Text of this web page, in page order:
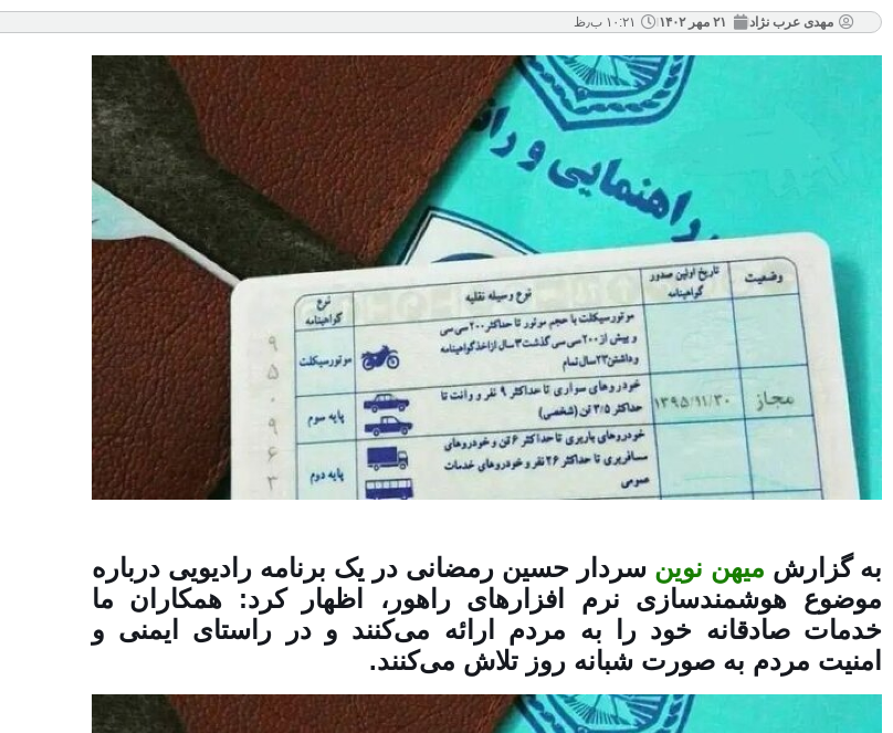
مهدی عرب نژاد ۲۱ مهر ۱۴۰۲ ۱۰:۲۱ ب٫ظ
به گزارش میهن نوین سردار حسین رمضانی در یک برنامه رادیویی درباره
موضوع هوشمندسازی نرم افزارهای راهور، اظهار کرد: همکاران ما
خدمات صادقانه خود را به مردم ارائه می‌کنند و در راستای ایمنی و
امنیت مردم به صورت شبانه روز تلاش می‌کنند.